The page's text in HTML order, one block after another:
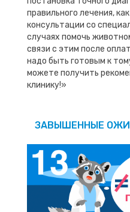
правильного лечения,
консультации со
случаях помочь
связи с этим после
надо быть готовым к
можете получить
клинику!»
ЗАВЫШЕННЫЕ